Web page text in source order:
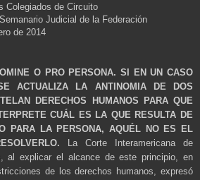
Colegiados de Circuito
Judicial de la Federación
de 2014
O PRO PERSONA. SI EN UN CASO
ACTUALIZA LA ANTINOMIA DE DOS
DERECHOS HUMANOS PARA QUE
CUÁL ES LA QUE RESULTA DE
PARA LA PERSONA, AQUÉL NO ES EL
La Corte Interamericana de
al explicar el alcance de este principio, en
de los derechos humanos, expresó